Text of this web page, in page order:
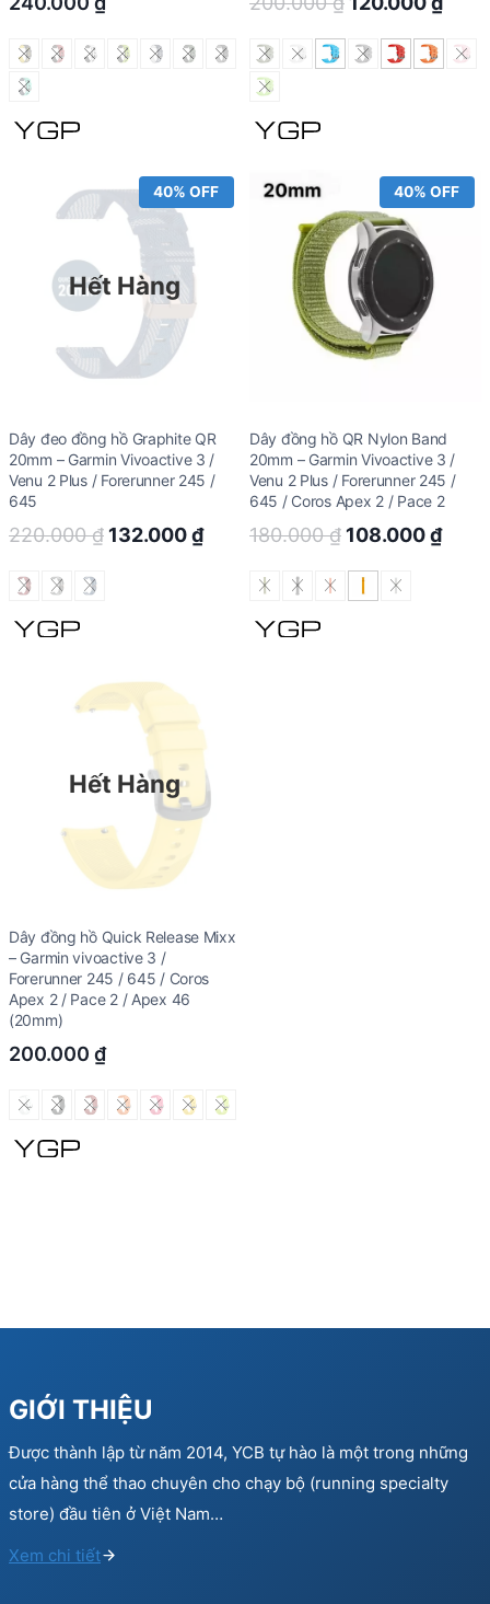
was:
is:
Hết Hàng
40% OFF
Dây đeo đồng hồ Graphite QR
20mm – Garmin Vivoactive 3 /
Venu 2 Plus / Forerunner 245 /
645
220.000₫ Original
132.000₫Current
132.000 ₫.
40% OFF
Dây đồng hồ QR Nylon Band
20mm – Garmin Vivoactive 3 /
Venu 2 Plus / Forerunner 245 /
645 / Coros Apex 2 / Pace 2
180.000₫ Original
was:
108.000₫
Hết Hàng
Dây đồng hồ Quick Release Mixx
– Garmin vivoactive 3 /
Forerunner 245 / 645 / Coros
Apex 2 / Pace 2 / Apex 46
(20mm)
200.000 ₫
GIỚI THIỆU
Được thành lập từ năm 2014, YCB tự hào là một trong những
cửa hàng thể thao chuyên cho chạy bộ (running specialty
store) đầu tiên ở Việt Nam…
Xem chi tiết